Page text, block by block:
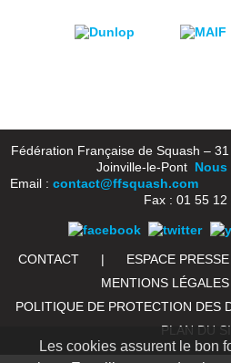
Fédération Française de Squash –
Joinville-le-Pont
Email : contact@ffsquash.com
Fax : 01 55 12
CONTACT | ESPACE PRESSE
MENTIONS
POLITIQUE DE PROTECTION DES
PLAN DU
Les cookies assurent le bon